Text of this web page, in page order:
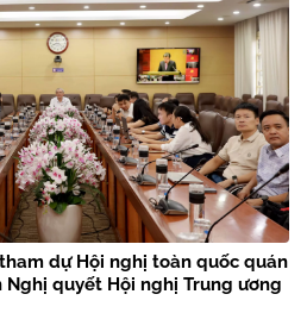
dự Hội nghị toàn quốc quán
quyết Hội nghị Trung ương